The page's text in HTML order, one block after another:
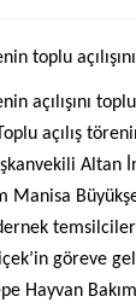
toplu
açılışını
açılış
Altan
Manisa
göreve
Hayvan